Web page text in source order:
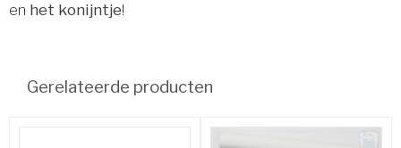
en het konijntje!
Gerelateerde producten